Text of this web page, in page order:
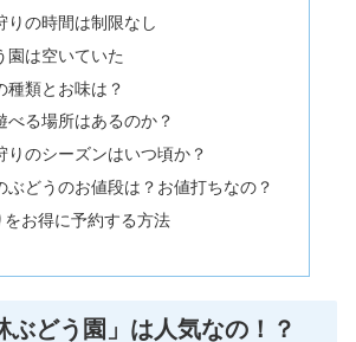
りの時間は制限なし
園は空いていた
種類とお味は？
べる場所はあるのか？
りのシーズンはいつ頃か？
ぶどうのお値段は？お値打ちなの？
お得に予約する方法
ぶどう園」は人気なの！？